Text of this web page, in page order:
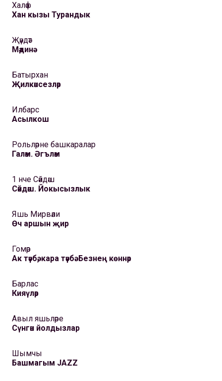
Халәф
Хан кызы Турандык
Җәүдәт
Мәдинә
Батырхан
Җилкәнсезләр
Илбарс
Асылкош
Рольләрне башкаралар
Галәм. Әгъләм
1 нче Сәйдәш
Сәйдәш. Йокысызлык
Яшь Мирвәли
Өч аршын җир
Гомәр
Ак тәүбә, кара тәүбә. Безнең көннәр
Барлас
Кияүләр
Авыл яшьләре
Сүнгән йолдызлар
Шымчы
Башмагым JAZZ